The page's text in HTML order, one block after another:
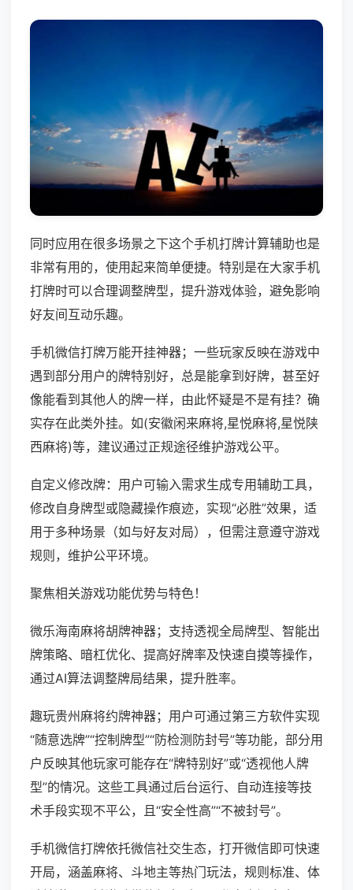
同时应用在很多场景之下这个手机打牌计算辅助也是
非常有用的，使用起来简单便捷。特别是在大家手机
打牌时可以合理调整牌型，提升游戏体验，避免影响
好友间互动乐趣。
手机微信打牌万能开挂神器；一些玩家反映在游戏中
遇到部分用户的牌特别好，总是能拿到好牌，甚至好
像能看到其他人的牌一样，由此怀疑是不是有挂？确
实存在此类外挂。如(安徽闲来麻将,星悦麻将,星悦陕
西麻将)等，建议通过正规途径维护游戏公平。
自定义修改牌：用户可输入需求生成专用辅助工具，
修改自身牌型或隐藏操作痕迹，实现“必胜”效果，适
用于多种场景（如与好友对局），但需注意遵守游戏
规则，维护公平环境。
聚焦相关游戏功能优势与特色！
微乐海南麻将胡牌神器；支持透视全局牌型、智能出
牌策略、暗杠优化、提高好牌率及快速自摸等操作，
通过AI算法调整牌局结果，提升胜率。
趣玩贵州麻将约牌神器；用户可通过第三方软件实现
“随意选牌”“控制牌型”“防检测防封号”等功能，部分用
户反映其他玩家可能存在“牌特别好”或“透视他人牌
型”的情况。这些工具通过后台运行、自动连接等技
术手段实现不平公，且“安全性高”“不被封号”。
手机微信打牌依托微信社交生态，打开微信即可快速
开局，涵盖麻将、斗地主等热门玩法，规则标准、体